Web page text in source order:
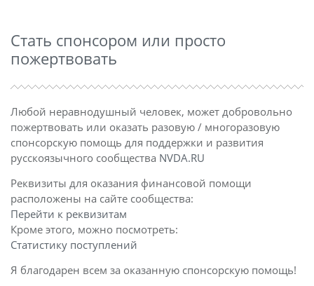
Стать спонсором или просто
пожертвовать
Любой неравнодушный человек, может добровольно
пожертвовать или оказать разовую / многоразовую
спонсорскую помощь для поддержки и развития
русскоязычного сообщества NVDA.RU
Реквизиты для оказания финансовой помощи
расположены на сайте сообщества:
Перейти к реквизитам
Кроме этого, можно посмотреть:
Статистику поступлений
Я благодарен всем за оказанную спонсорскую помощь!